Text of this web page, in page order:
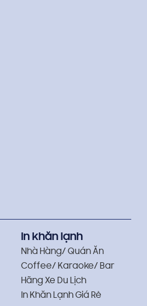
In khăn lạnh
Nhà Hàng/ Quán Ăn
Coffee/ Karaoke/ Bar
Hãng Xe Du Lịch
In Khăn Lạnh Giá Rẻ